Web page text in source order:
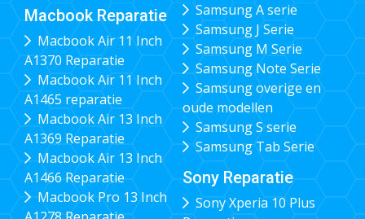
Macbook Reparatie
Macbook Air 11 Inch
A1370 Reparatie
Macbook Air 11 Inch
A1465 reparatie
Macbook Air 13 Inch
A1369 Reparatie
Macbook Air 13 Inch
A1466 Reparatie
Macbook Pro 13 Inch
Samsung A serie
Samsung J Serie
Samsung M Serie
Samsung Note Serie
Samsung overige en
oude modellen
Samsung S serie
Samsung Tab Serie
Sony Reparatie
Sony Xperia 10 Plus